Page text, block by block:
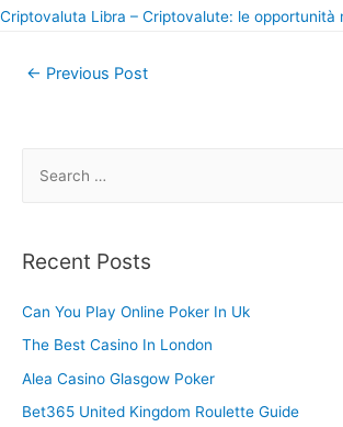
Criptovaluta Libra – Criptovalute: le opportunità
Post
← Previous Post
r
h
f
o
Recent Posts
Can You Play Online Poker In Uk
The Best Casino In London
Alea Casino Glasgow Poker
Bet365 United Kingdom Roulette Guide